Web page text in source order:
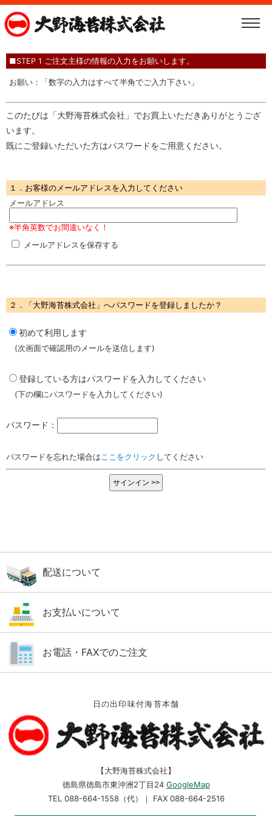
■STEP 1 ご注文主様の情報の入力をお願いします。
お願い：「数字の入力はすべて半角でご入力下さい」
このたびは「大野海苔株式会社」でお買上いただきありがとうござ
います。
既にご登録いただいた方はパスワードをご用意ください。
１．お客様のメールアドレスを入力してください
メールアドレス
※半角英数でお間違いなく！
メールアドレスを保存する
２．「大野海苔株式会社」へパスワードを登録しましたか？
初めて利用します
(次画面で確認用のメールを送信します)
登録している方はパスワードを入力してください
(下の欄にパスワードを入力してください)
パスワード：
パスワードを忘れた場合は ここをクリック してください
配送について
お支払いについて
お電話・FAXでのご注文
日の出印味付海苔本舗
【大野海苔株式会社】
徳島県徳島市東沖洲2丁目24 GoogleMap
TEL 088-664-1558（代）｜ FAX 088-664-2516